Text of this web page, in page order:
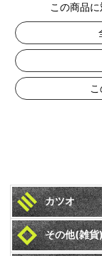
この商品
カツオ
その他(雑貨